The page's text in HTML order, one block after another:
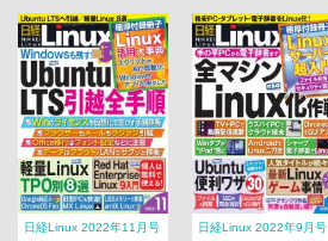
日経Linux 2022年11月号 日経Linux 2022年9月号